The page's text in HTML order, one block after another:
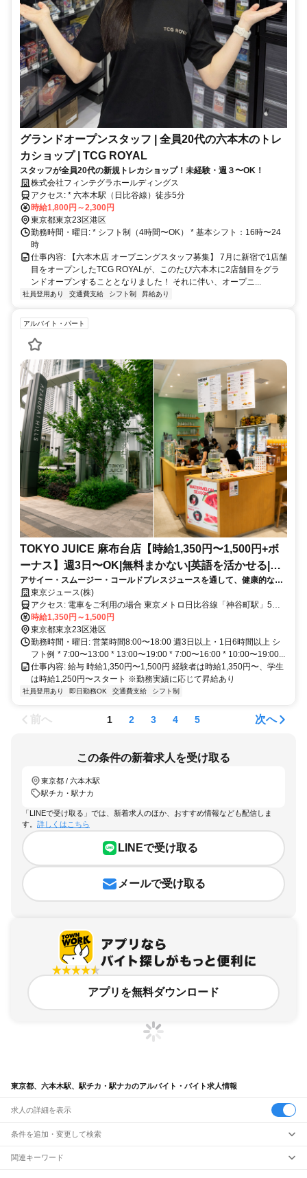
グランドオープンスタッフ | 全員20代の六本木のトレ
カショップ | TCG ROYAL
スタッフが全員20代の新規トレカショップ！未経験・週３〜OK！
株式会社フィンテグラホールディングス
アクセス: * 六本木駅（日比谷線）徒歩5分
時給1,800円～2,300円
東京都東京23区港区
勤務時間・曜日: * シフト制（4時間〜OK） * 基本シフト：16時〜24
時
仕事内容: 【六本木店 オープニングスタッフ募集】 7月に新宿で1店舗
目をオープンしたTCG ROYALが、このたび六本木に2店舗目をグラ
ンドオープンすることとなりました！ それに伴い、オープニ...
社員登用あり 交通費支給 シフト制 昇給あり
アルバイト・パート
TOKYO JUICE 麻布台店【時給1,350円〜1,500円+ボ
ーナス】週3日〜OK|無料まかない|英語を活かせる|未
経験歓迎!
アサイー・スムージー・コールドプレスジュースを通して、健康的なラ
イフスタイルを届ける仕事です。接客だけでなく、SNS・商品開発・イ
ベントなど、興味があれば幅広いことにチャレンジできます。
東京ジュース(株)
アクセス: 電車をご利用の場合 東京メトロ日比谷線「神谷町駅」5番
出口直結 東京メトロ南北線「六本木一丁目駅」2番出口より徒歩4分
東京メトロ日比谷線「六本木駅」3番出口より徒歩10分 都営大江戶線
「六本木駅」5番出口より徒歩10分 都営大江戶線「麻布十番駅」6番
出口より徒歩10分 東京メトロ南北線「麻布十番駅」3番出口より徒歩
11分 都営三田線「御成門駅」A6番出口より徒歩11分
時給1,350円～1,500円
東京都東京23区港区
勤務時間・曜日: 営業時間8:00〜18:00 週3日以上・1日6時間以上 シ
フト例 * 7:00〜13:00 * 13:00〜19:00 * 7:00〜16:00 * 10:00〜19:00...
仕事内容: 給与 時給1,350円〜1,500円 経験者は時給1,350円〜、学生
は時給1,250円〜スタート ※勤務実績に応じて昇給あり
社員登用あり 即日勤務OK 交通費支給 シフト制
前へ 1 2 3 4 5 次へ
この条件の新着求人を受け取る
東京都 / 六本木駅
駅チカ・駅ナカ
「LINEで受け取る」では、新着求人のほか、おすすめ情報なども配信しま
す。 詳しくはこちら
LINEで受け取る
メールで受け取る
アプリを無料ダウンロード
東京都、六本木駅、駅チカ・駅ナカのアルバイト・バイト求人情報
求人の詳細を表示
条件を追加・変更して検索
市区町村を追加・変更
関連キーワード